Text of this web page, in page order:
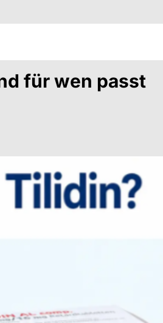
für wen passt